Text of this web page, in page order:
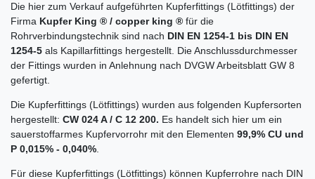
Die hier zum Verkauf aufgeführten Kupferfittings (Lötfittings) der
Firma Kupfer King ® / copper king ® für die
Rohrverbindungstechnik sind nach DIN EN 1254-1 bis DIN EN
1254-5 als Kapillarfittings hergestellt. Die Anschlussdurchmesser
der Fittings wurden in Anlehnung nach DVGW Arbeitsblatt GW 8
gefertigt.
Die Kupferfittings (Lötfittings) wurden aus folgenden Kupfersorten
hergestellt: CW 024 A / C 12 200. Es handelt sich hier um ein
sauerstoffarmes Kupfervorrohr mit den Elementen 99,9% CU und
P 0,015% - 0,040%.
Für diese Kupferfittings (Lötfittings) können Kupferrohre nach DIN